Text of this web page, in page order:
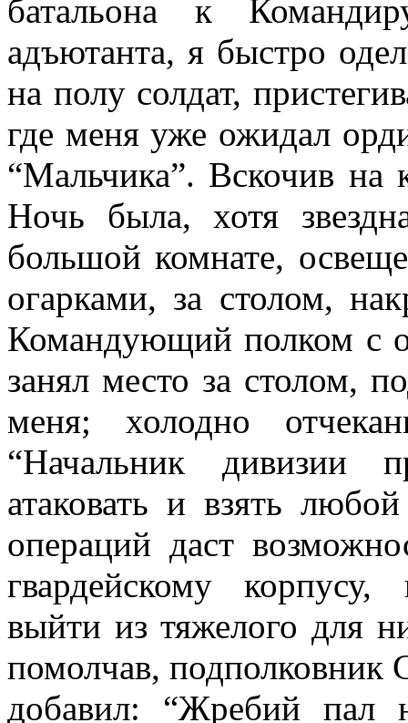
батальона к
адъютанта, я быстро
на полу солдат,
где меня уже ожидал
“Мальчика”. Вскочив на
Ночь была, хотя
большой комнате,
огарками, за столом,
Командующий полком с
занял место за столом,
меня; холодно
“Начальник дивизии
атаковать и взять
операций даст
гвардейскому
выйти из тяжелого для
помолчав, подполковник
добавил: “Жребий пал